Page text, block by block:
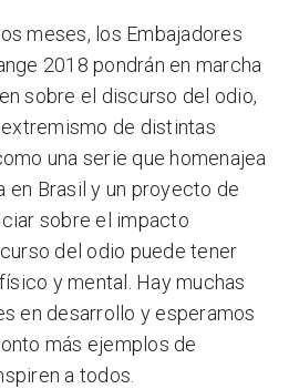
meses, los Embajadores
2018 pondrán en marcha
sobre el discurso del odio,
de distintas
una serie que homenajea
en Brasil y un proyecto de
sobre el impacto
del odio puede tener
y mental. Hay muchas
en desarrollo y esperamos
más ejemplos de
a todos.